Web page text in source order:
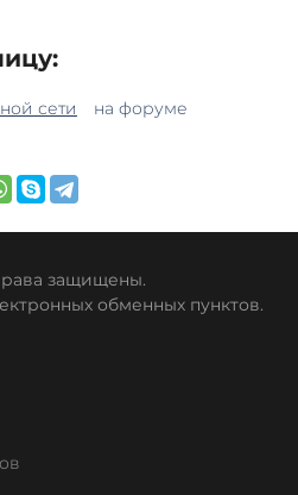
сети
на форуме
защищены.
обменных пунктов.